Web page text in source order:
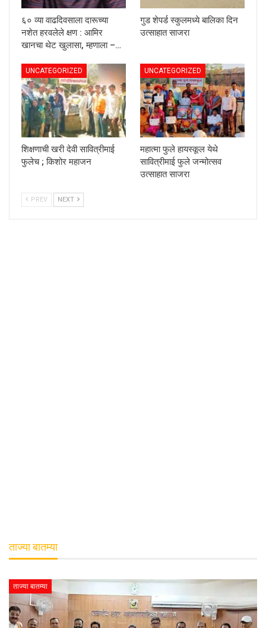
६० व्या वाढदिवसाला दारूच्या
नशेत हरवलेले क्षण : आमिर
खानचा थेट खुलासा, म्हणाला –…
गुड शेपर्ड स्कुलमध्ये बालिका दिन
उत्साहात साजरा
UNCATEGORIZED
शिक्षणाची खरी देवी सावित्रीमाई
फुलेच ; किशोर महाजन
UNCATEGORIZED
महात्मा फुले हायस्कूल येथे
सावित्रीमाई फुले जन्मोत्सव
उत्साहात साजरा
PREV NEXT
ताज्या बातम्या
ताज्या बातम्या